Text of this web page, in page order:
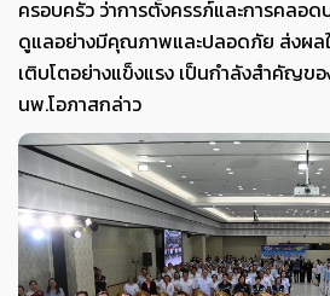
ครอบครัว ว่าการตั้งครรภ์และการคลอ
ดูแลอย่างมีคุณภาพและปลอดภัย ส่งผล
เติบโตอย่างแข็งแรง เป็นกำลังสำคัญขอ
นพ.โอภาสกล่าว